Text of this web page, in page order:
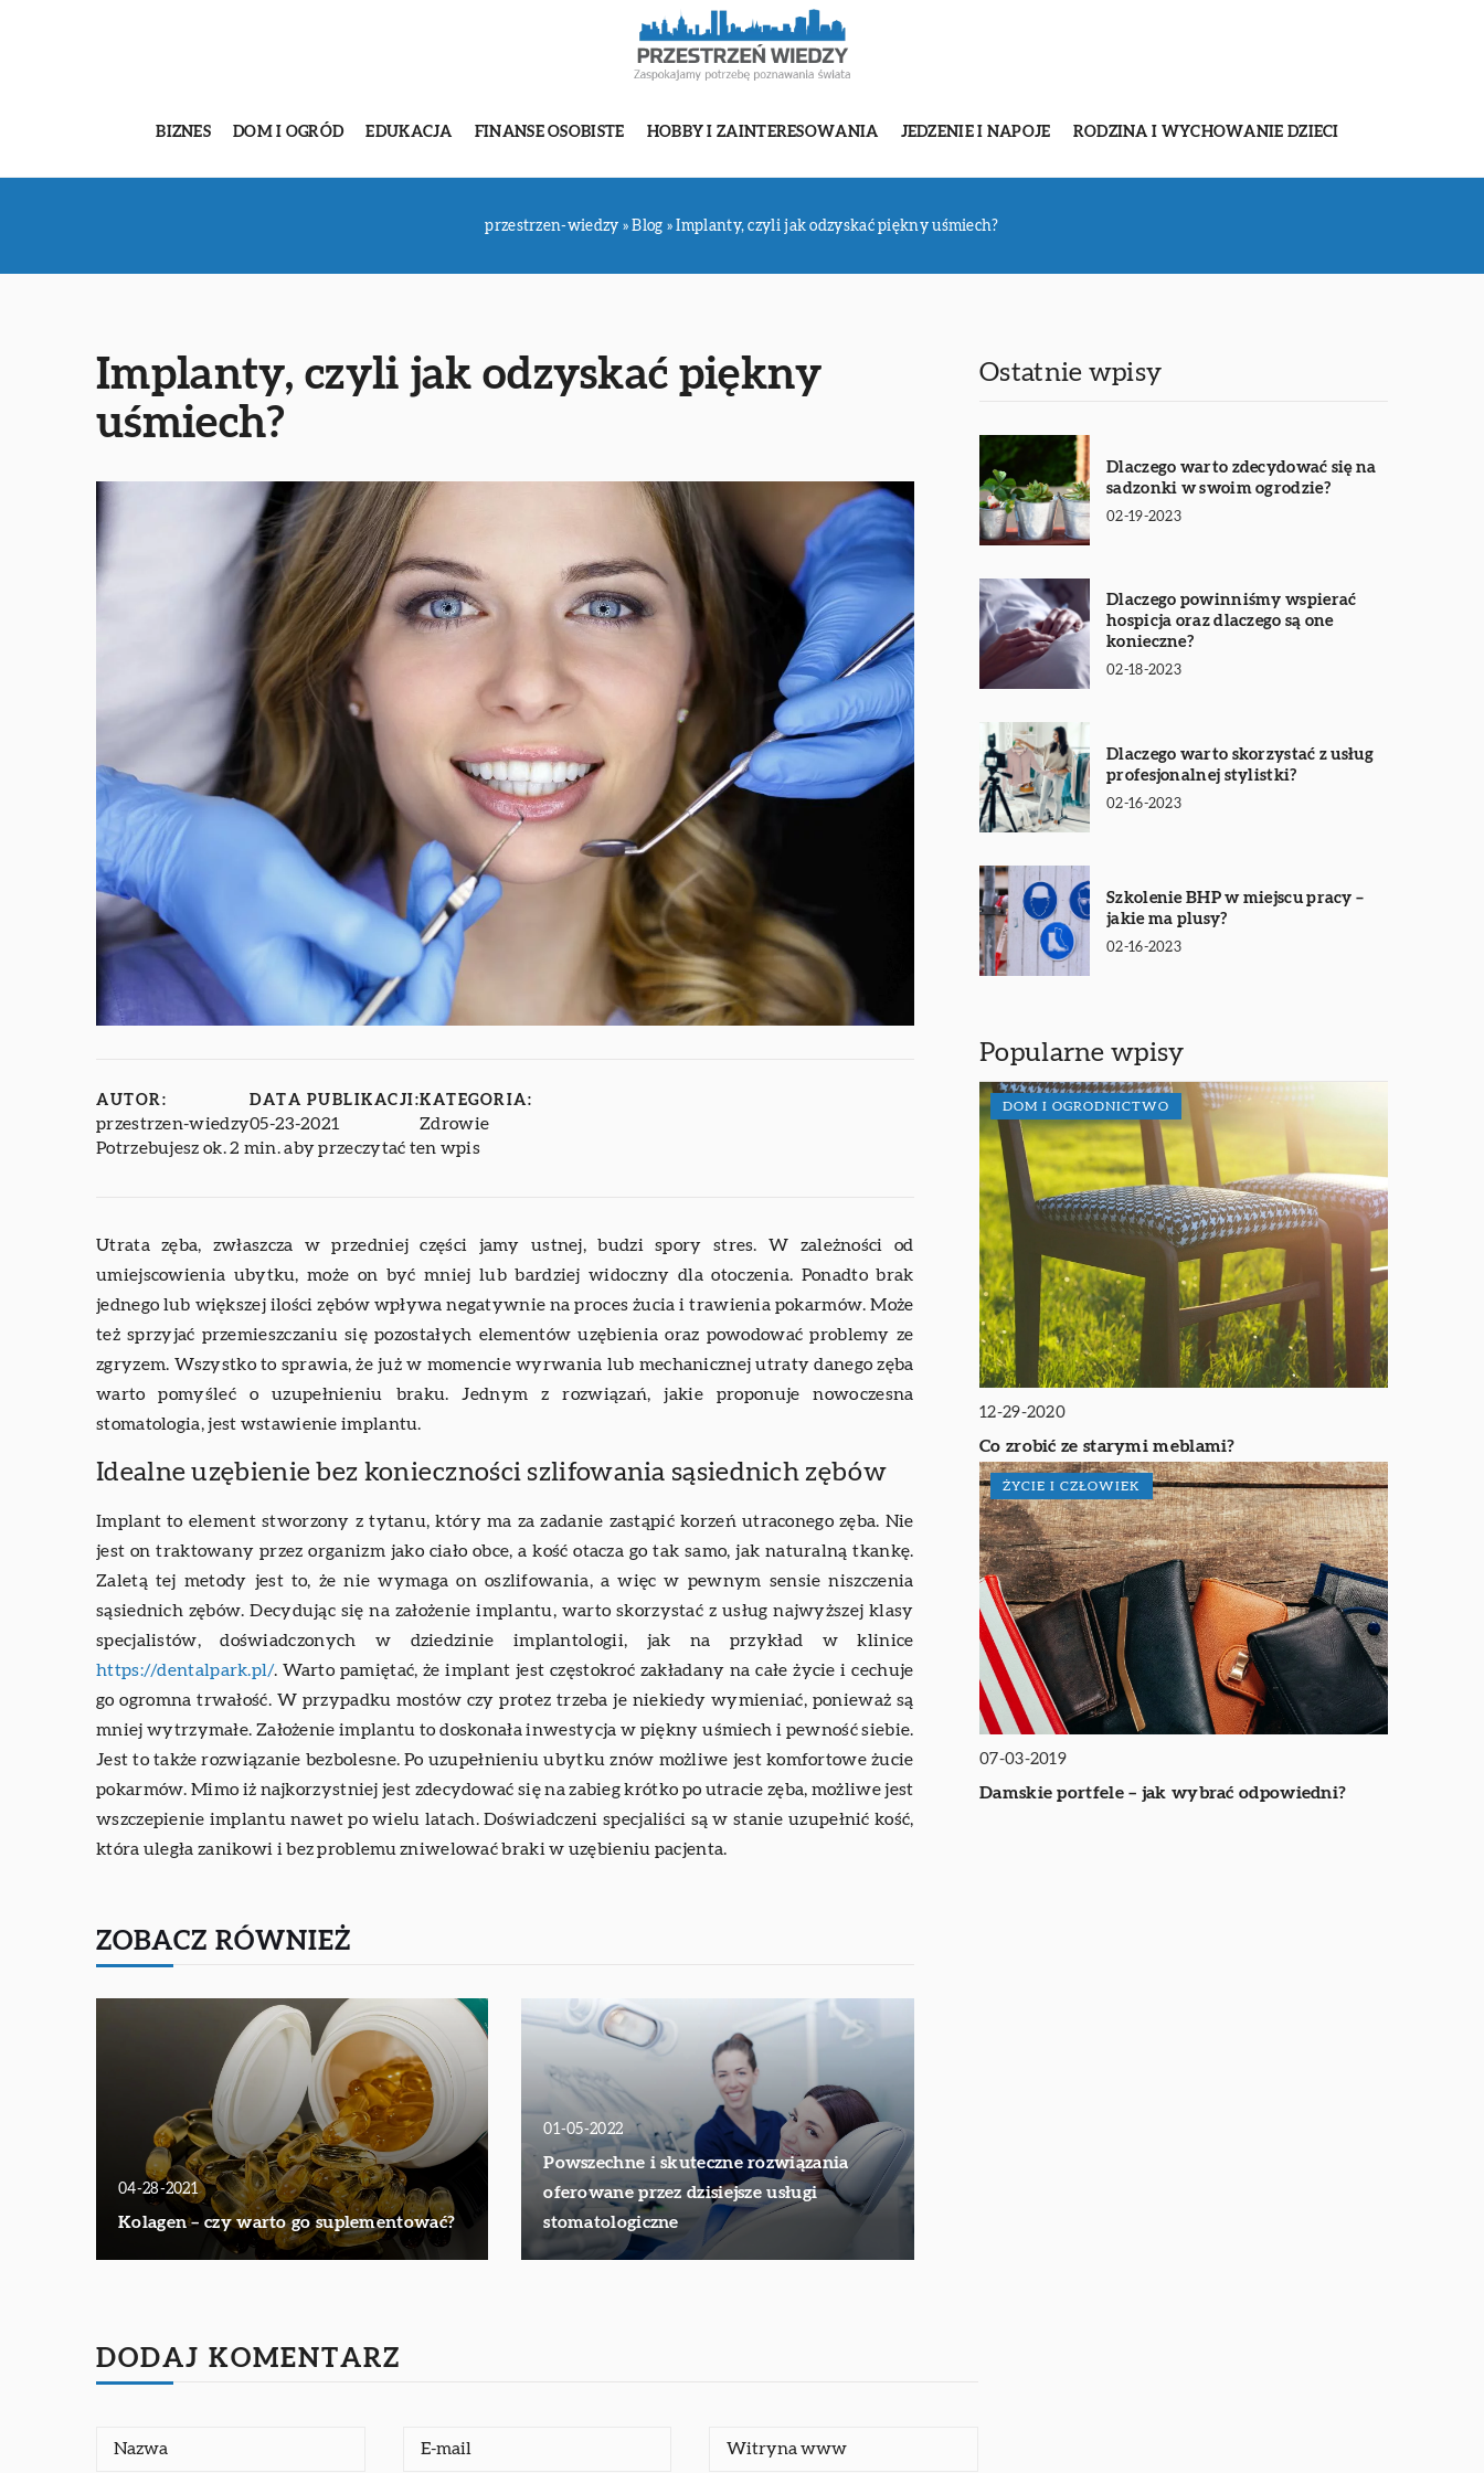
BIZNES DOM I OGRÓD EDUKACJA FINANSE OSOBISTE HOBBY I ZAINTERESOWANIA JEDZENIE I NAPOJE RODZINA I WYCHOWANIE DZIECI
przestrzen-wiedzy »Blog »Implanty, czyli jak odzyskać piękny uśmiech?
Implanty, czyli jak odzyskać piękny
uśmiech?
AUTOR:
przestrzen-wiedzy
DATA PUBLIKACJI:
05-23-2021
KATEGORIA:
Zdrowie
Potrzebujesz ok. 2 min. aby przeczytać ten wpis
Utrata zęba, zwłaszcza w przedniej części jamy ustnej, budzi spory stres. W zależności od
umiejscowienia ubytku, może on być mniej lub bardziej widoczny dla otoczenia. Ponadto brak
jednego lub większej ilości zębów wpływa negatywnie na proces żucia i trawienia pokarmów. Może
też sprzyjać przemieszczaniu się pozostałych elementów uzębienia oraz powodować problemy ze
zgryzem. Wszystko to sprawia, że już w momencie wyrwania lub mechanicznej utraty danego zęba
warto pomyśleć o uzupełnieniu braku. Jednym z rozwiązań, jakie proponuje nowoczesna
stomatologia, jest wstawienie implantu.
Idealne uzębienie bez konieczności szlifowania sąsiednich zębów
Implant to element stworzony z tytanu, który ma za zadanie zastąpić korzeń utraconego zęba. Nie
jest on traktowany przez organizm jako ciało obce, a kość otacza go tak samo, jak naturalną tkankę.
Zaletą tej metody jest to, że nie wymaga on oszlifowania, a więc w pewnym sensie niszczenia
sąsiednich zębów. Decydując się na założenie implantu, warto skorzystać z usług najwyższej klasy
specjalistów, doświadczonych w dziedzinie implantologii, jak na przykład w klinice
https://dentalpark.pl/. Warto pamiętać, że implant jest częstokroć zakładany na całe życie i cechuje
go ogromna trwałość. W przypadku mostów czy protez trzeba je niekiedy wymieniać, ponieważ są
mniej wytrzymałe. Założenie implantu to doskonała inwestycja w piękny uśmiech i pewność siebie.
Jest to także rozwiązanie bezbolesne. Po uzupełnieniu ubytku znów możliwe jest komfortowe żucie
pokarmów. Mimo iż najkorzystniej jest zdecydować się na zabieg krótko po utracie zęba, możliwe jest
wszczepienie implantu nawet po wielu latach. Doświadczeni specjaliści są w stanie uzupełnić kość,
która uległa zanikowi i bez problemu zniwelować braki w uzębieniu pacjenta.
ZOBACZ RÓWNIEŻ
04-28-2021
Kolagen – czy warto go suplementować?
01-05-2022
Powszechne i skuteczne rozwiązania
oferowane przez dzisiejsze usługi
stomatologiczne
Ostatnie wpisy
Dlaczego warto zdecydować się na
sadzonki w swoim ogrodzie?
02-19-2023
Dlaczego powinniśmy wspierać
hospicja oraz dlaczego są one
konieczne?
02-18-2023
Dlaczego warto skorzystać z usług
profesjonalnej stylistki?
02-16-2023
Szkolenie BHP w miejscu pracy –
jakie ma plusy?
02-16-2023
Popularne wpisy
DOM I OGRODNICTWO
12-29-2020
Co zrobić ze starymi meblami?
ŻYCIE I CZŁOWIEK
07-03-2019
Damskie portfele – jak wybrać odpowiedni?
DODAJ KOMENTARZ